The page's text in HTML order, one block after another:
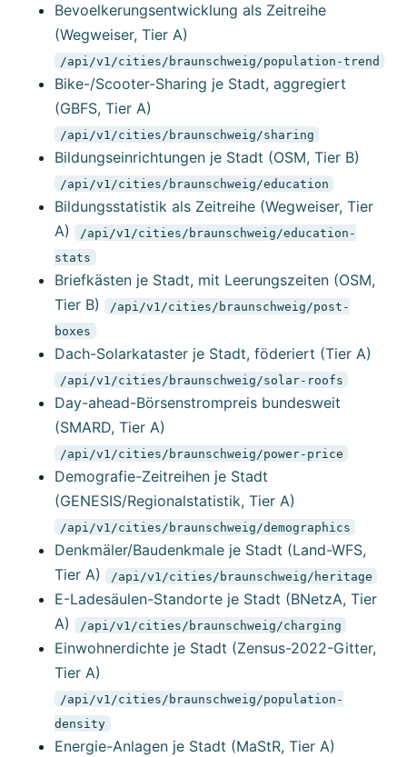
Bevoelkerungsentwicklung als Zeitreihe
(Wegweiser, Tier A)
/api/v1/cities/braunschweig/population-trend
Bike-/Scooter-Sharing je Stadt, aggregiert
(GBFS, Tier A)
/api/v1/cities/braunschweig/sharing
Bildungseinrichtungen je Stadt (OSM, Tier B)
/api/v1/cities/braunschweig/education
Bildungsstatistik als Zeitreihe (Wegweiser, Tier
A)
/api/v1/cities/braunschweig/education-
stats
Briefkästen je Stadt, mit Leerungszeiten (OSM,
Tier B)
/api/v1/cities/braunschweig/post-
boxes
Dach-Solarkataster je Stadt, föderiert (Tier A)
/api/v1/cities/braunschweig/solar-roofs
Day-ahead-Börsenstrompreis bundesweit
(SMARD, Tier A)
/api/v1/cities/braunschweig/power-price
Demografie-Zeitreihen je Stadt
(GENESIS/Regionalstatistik, Tier A)
/api/v1/cities/braunschweig/demographics
Denkmäler/Baudenkmale je Stadt (Land-WFS,
Tier A)
/api/v1/cities/braunschweig/heritage
E-Ladesäulen-Standorte je Stadt (BNetzA, Tier
A)
/api/v1/cities/braunschweig/charging
Einwohnerdichte je Stadt (Zensus-2022-Gitter,
Tier A)
/api/v1/cities/braunschweig/population-
density
Energie-Anlagen je Stadt (MaStR, Tier A)